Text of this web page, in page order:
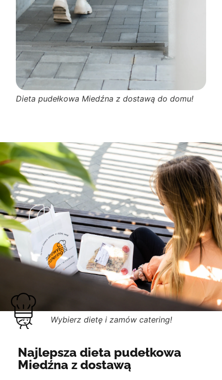
Dieta pudełkowa Miedźna z dostawą do domu!
Wybierz dietę i zamów catering!
Najlepsza dieta pudełkowa
Miedźna z dostawą